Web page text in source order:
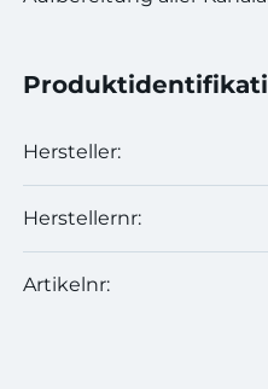
Hersteller:
Herstellernr:
Artikelnr: